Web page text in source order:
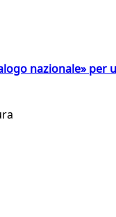
nazionale»